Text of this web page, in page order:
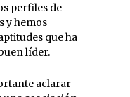
perfiles de
y hemos
que ha
líder.
aclarar